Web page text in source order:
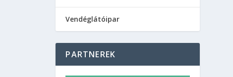
Vendéglátóipar
PARTNEREK